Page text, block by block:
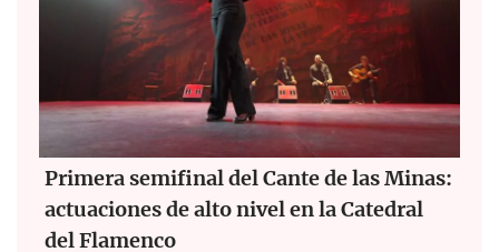
Primera semifinal del Cante de las Minas:
actuaciones de alto nivel en la Catedral
del Flamenco